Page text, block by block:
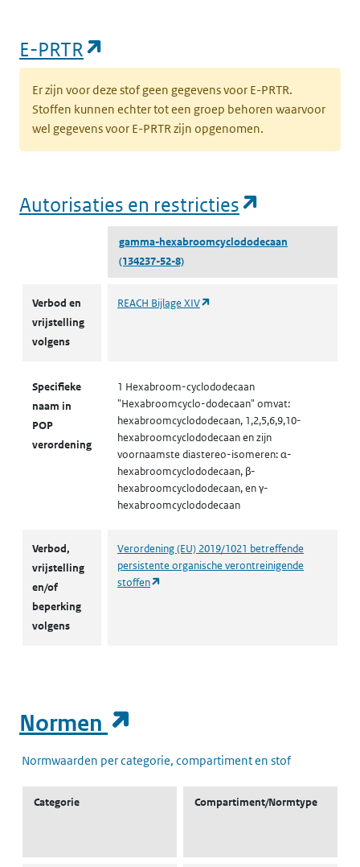
E-PRTR
Er zijn voor deze stof geen gegevens voor E-PRTR.
Stoffen kunnen echter tot een groep behoren waarvoor
wel gegevens voor E-PRTR zijn opgenomen.
Autorisaties en restricties
gamma-hexabroomcyclododecaan
(134237-52-8)
Verbod en
vrijstelling
volgens
REACH Bijlage XIV
Specifieke
naam in
POP
verordening
1 Hexabroom-cyclododecaan
"Hexabroomcyclo-dodecaan" omvat:
hexabroomcyclododecaan, 1,2,5,6,9,10-
hexabroomcyclododecaan en zijn
voornaamste diastereo-isomeren: α-
hexabroomcyclododecaan, β-
hexabroomcyclododecaan, en γ-
hexabroomcyclododecaan
Verbod,
vrijstelling
en/of
beperking
volgens
Verordening (EU) 2019/1021 betreffende
persistente organische verontreinigende
stoffen
Normen
Normwaarden per categorie, compartiment en stof
Categorie Compartiment/Normtype